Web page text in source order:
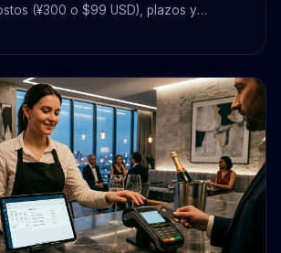
(¥300 o $99 USD), plazos y